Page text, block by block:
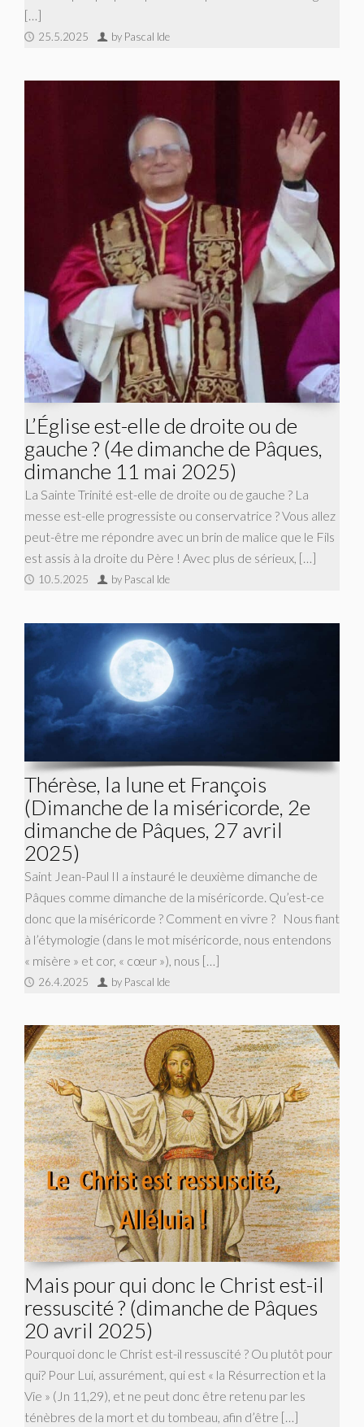
[…]
25.5.2025 by Pascal Ide
L’Église est-elle de droite ou de
gauche ? (4e dimanche de Pâques,
dimanche 11 mai 2025)
La Sainte Trinité est-elle de droite ou de gauche ? La
messe est-elle progressiste ou conservatrice ? Vous allez
peut-être me répondre avec un brin de malice que le Fils
est assis à la droite du Père ! Avec plus de sérieux, […]
10.5.2025 by Pascal Ide
Thérèse, la lune et François
(Dimanche de la miséricorde, 2e
dimanche de Pâques, 27 avril
2025)
Saint Jean-Paul II a instauré le deuxième dimanche de
Pâques comme dimanche de la miséricorde. Qu’est-ce
donc que la miséricorde ? Comment en vivre ? Nous fiant
à l’étymologie (dans le mot miséricorde, nous entendons
« misère » et cor, « cœur »), nous […]
26.4.2025 by Pascal Ide
Mais pour qui donc le Christ est-il
ressuscité ? (dimanche de Pâques
20 avril 2025)
Pourquoi donc le Christ est-il ressuscité ? Ou plutôt pour
qui? Pour Lui, assurément, qui est « la Résurrection et la
Vie » (Jn 11,29), et ne peut donc être retenu par les
ténèbres de la mort et du tombeau, afin d’être […]